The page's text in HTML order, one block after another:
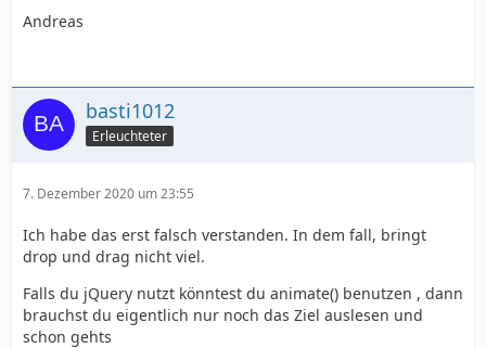
Andreas
basti1012
Erleuchteter
7. Dezember 2020 um 23:55
Ich habe das erst falsch verstanden. In dem fall, bringt
drop und drag nicht viel.
Falls du jQuery nutzt könntest du animate() benutzen , dann
brauchst du eigentlich nur noch das Ziel auslesen und
schon gehts